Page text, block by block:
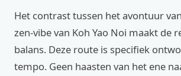
Het contrast tussen het avontuur
zen-vibe van Koh Yao Noi maakt de
balans. Deze route is specifiek
tempo. Geen haasten van het ene